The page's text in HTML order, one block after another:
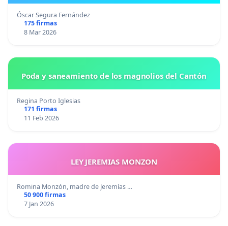
Óscar Segura Fernández
175 firmas
8 Mar 2026
Poda y saneamiento de los magnolios del Cantón
Regina Porto Iglesias
171 firmas
11 Feb 2026
LEY JEREMIAS MONZON
Romina Monzón, madre de Jeremías …
50 900 firmas
7 Jan 2026